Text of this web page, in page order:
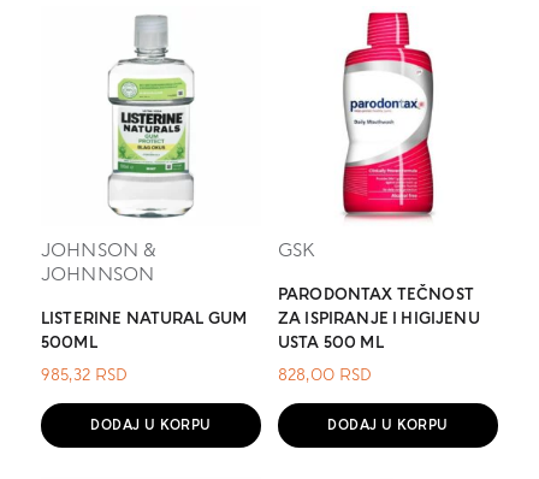
JOHNSON &
JOHNNSON
LISTERINE NATURAL GUM
500ML
985,32 RSD
DODAJ U KORPU
GSK
PARODONTAX TEČNOST
ZA ISPIRANJE I HIGIJENU
USTA 500 ML
828,00 RSD
DODAJ U KORPU